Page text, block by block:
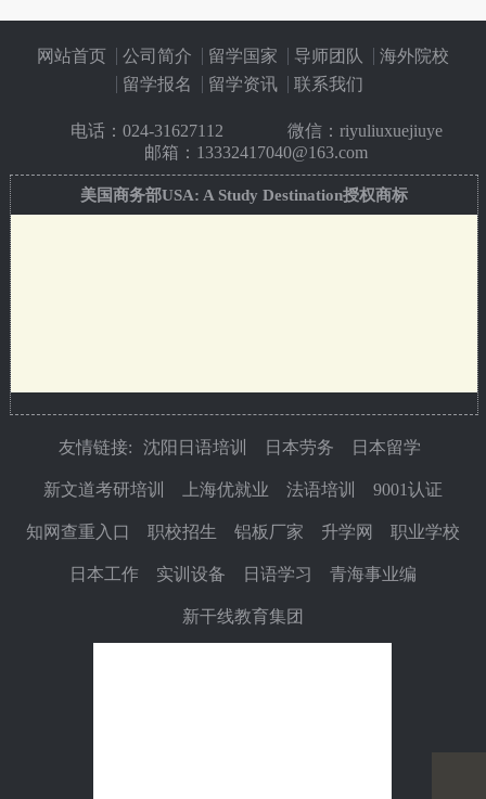
网站首页 公司简介 留学国家 导师团队
海外院校
留学报名
留学资讯 联系我们
电话： 024-31627112
微信：riyuliuxuejiuye
邮箱：13332417040@163.com
美国商务部USA: A Study Destination授权商标
友情链接: 沈阳日语培训 日本劳务 日本留学
新文道考研培训 上海优就业 法语培训 9001认证
知网查重入口 职校招生 铝板厂家 升学网 职业学校
日本工作 实训设备 日语学习 青海事业编
新干线教育集团